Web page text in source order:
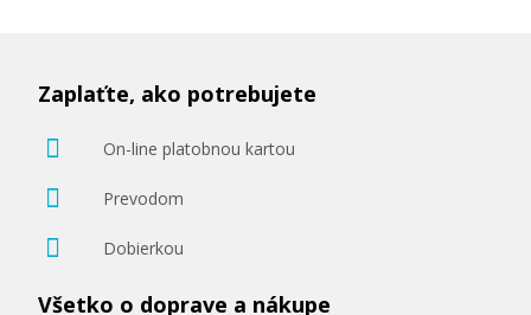
Zaplaťte, ako potrebujete
On-line platobnou kartou
Prevodom
Dobierkou
Všetko o doprave a nákupe